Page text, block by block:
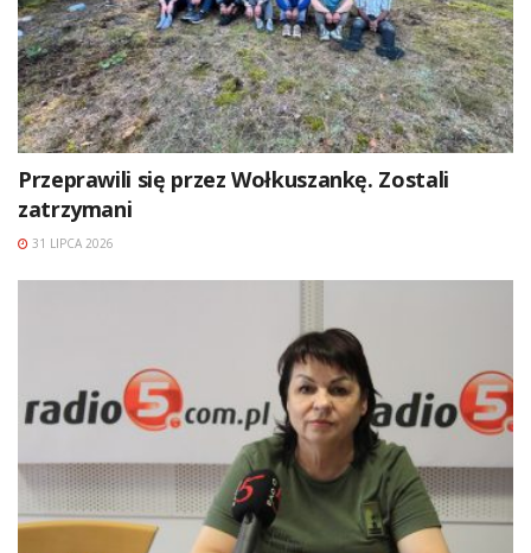
Przeprawili się przez Wołkuszankę. Zostali
zatrzymani
31 LIPCA 2026